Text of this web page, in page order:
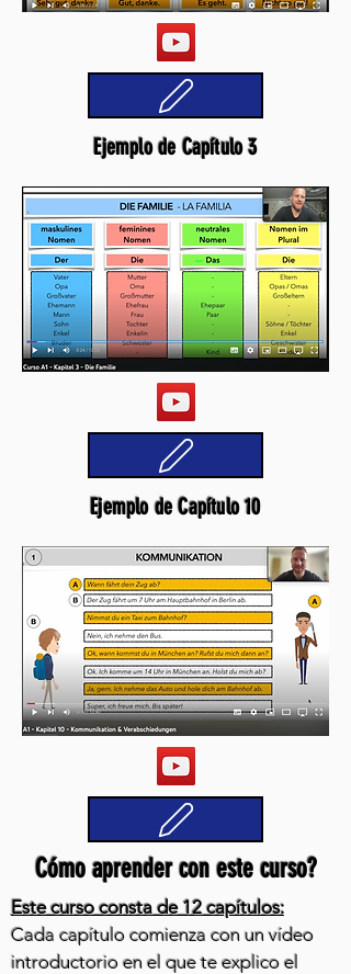
Ejemplo de Capítulo 3
Ejemplo de Capítulo 10
Cómo aprender con este curso?
Este curso consta de 12 capítulos:
Cada capítulo comienza con un vídeo
introductorio en el que te explico el